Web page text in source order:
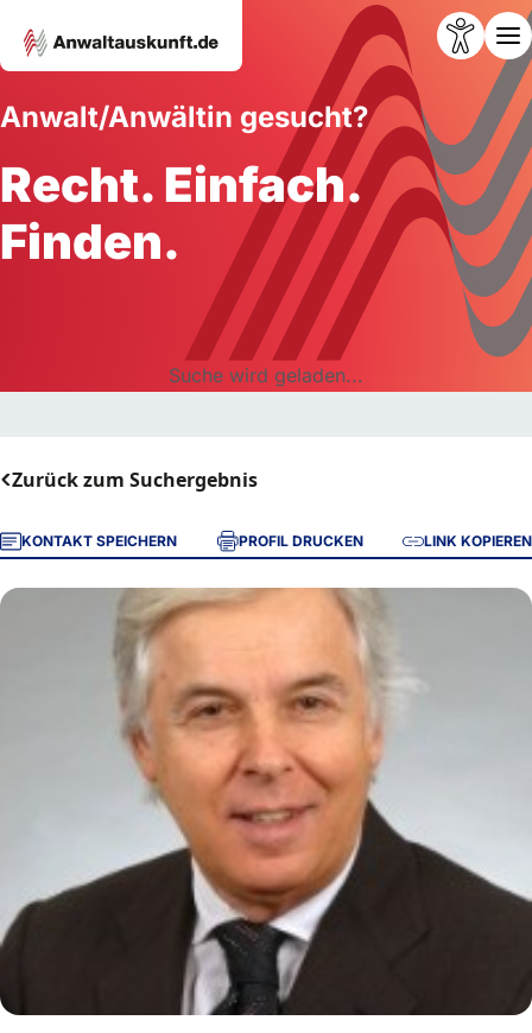
Anwalt/Anwältin gesucht?
Recht. Einfach.
Finden.
Suche wird geladen...
Zurück zum Suchergebnis
KONTAKT SPEICHERN PROFIL DRUCKEN LINK KOPIEREN